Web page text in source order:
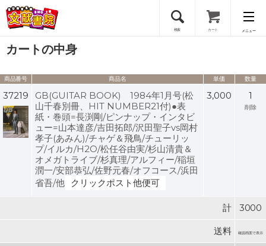
検索 カート メニュー
会員登録
ログイン
カートの中身
商品番号 商品名 単価 数量
37219
GB(GUITAR BOOK) 1984年1月号(松
山千春別冊、HIT NUMBER21付)●表
紙・巻頭=長渕剛/ピンナップ・インタビ
ュー=山本達彦/吉田拓郎/沢田聖子vs岡村
孝子(あみん)/チャゲ＆飛鳥/チューリッ
プ/イルカ/H2O/松任谷由実/杉山清貴＆
オメガトライブ/杉真理/アルフィー/稲垣
潤一/安部恭弘/佐野元春/オフコース/浜田
省吾/他
クリックポスト他便可
3,000 1
削除
計 3000
送料 確認画面で表示